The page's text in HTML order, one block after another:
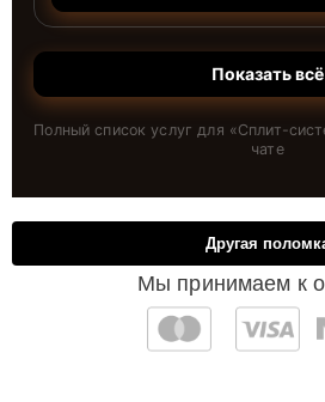
Показать всё
Полный список услуг для «Сплит-
чате
Мы принимаем к
Другая